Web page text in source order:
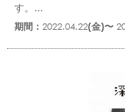
す。...
期間： 2022.04.22(金)〜